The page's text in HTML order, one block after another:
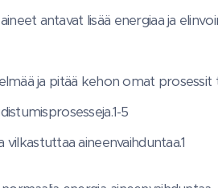
antavat lisää energiaa ja
ja pitää kehon omat prosessit
5
vilkastuttaa aineenvaihduntaa.1